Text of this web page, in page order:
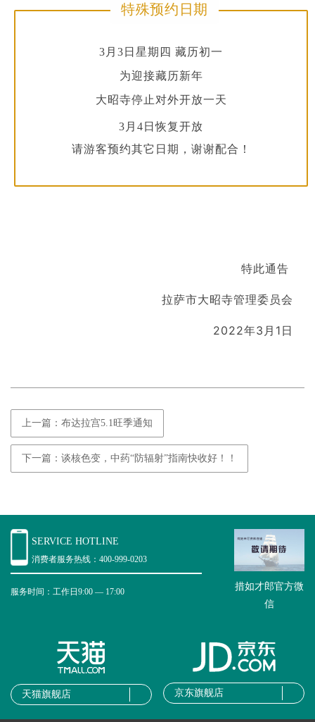
特殊预约日期
3月3日星期四 藏历初一
为迎接藏历新年
大昭寺停止对外开放一天
3月4日恢复开放
请游客预约其它日期，谢谢配合！
特此通告
拉萨市大昭寺管理委员会
2022年3月1日
上一篇：布达拉宫5.1旺季通知
下一篇：谈核色变，中药“防辐射”指南快收好！！
SERVICE HOTLINE
消费者服务热线：400-999-0203
服务时间：工作日9:00 — 17:00
措如才郎官方微
信
天猫旗舰店 京东旗舰店